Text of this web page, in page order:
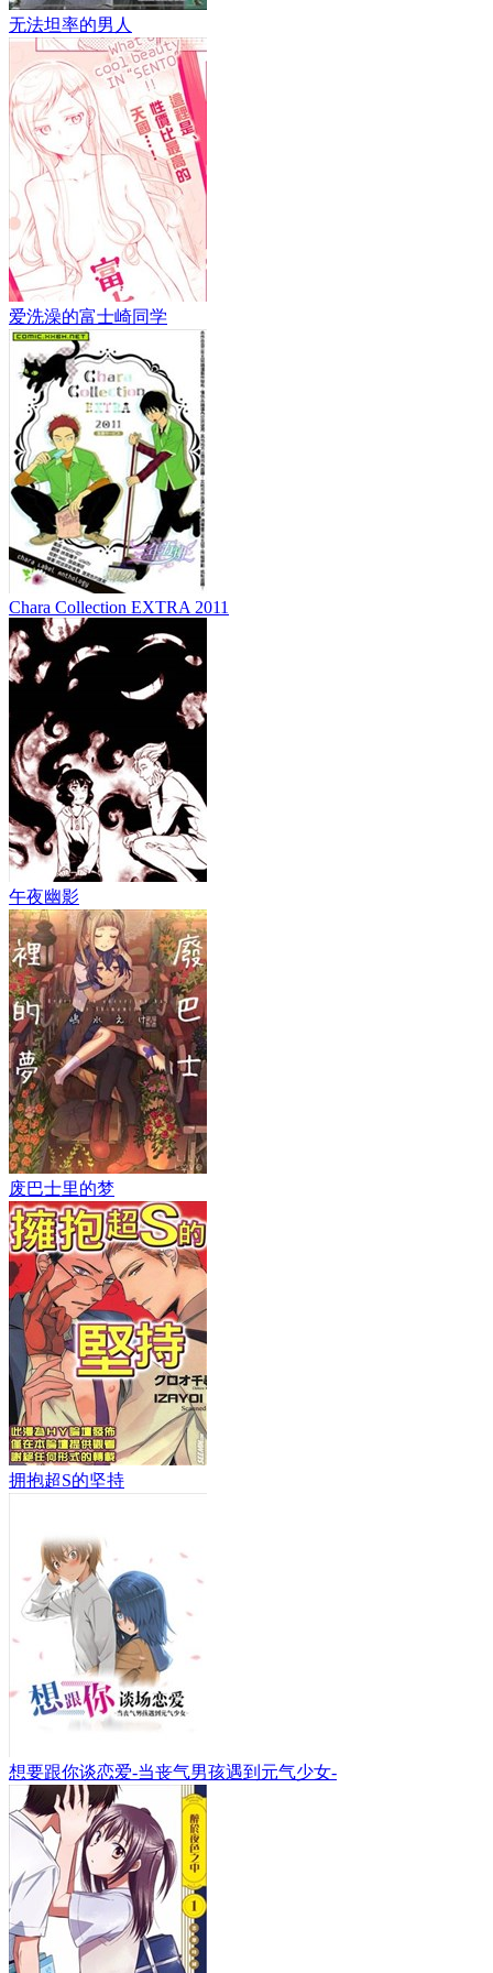
无法坦率的男人
爱洗澡的富士崎同学
Chara Collection EXTRA 2011
午夜幽影
废巴士里的梦
拥抱超S的坚持
想要跟你谈恋爱-当丧气男孩遇到元气少女-